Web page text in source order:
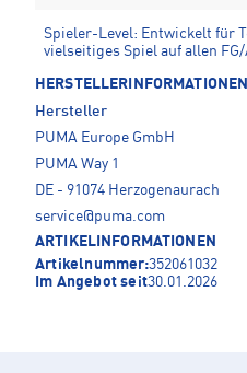
Spieler-Level: Entwickelt für
vielseitiges Spiel auf allen
HERSTELLERINFORMATIONEN
Hersteller
PUMA Europe GmbH
PUMA Way 1
DE - 91074 Herzogenaurach
service@puma.com
ARTIKELINFORMATIONEN
Artikelnummer:352061032
Im Angebot seit30.01.2026